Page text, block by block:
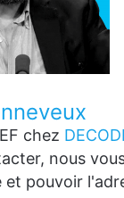
chez
nous
et pouvoir